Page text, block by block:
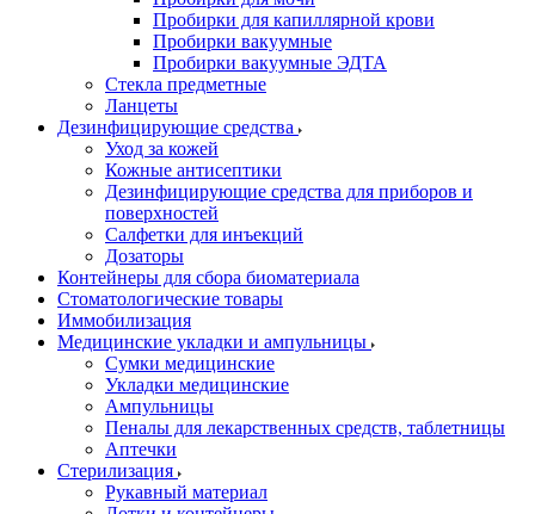
Пробирки для капиллярной крови
Пробирки вакуумные
Пробирки вакуумные ЭДТА
Стекла предметные
Ланцеты
Дезинфицирующие средства
Уход за кожей
Кожные антисептики
Дезинфицирующие средства для приборов и
поверхностей
Салфетки для инъекций
Дозаторы
Контейнеры для сбора биоматериала
Стоматологические товары
Иммобилизация
Медицинские укладки и ампульницы
Сумки медицинские
Укладки медицинские
Ампульницы
Пеналы для лекарственных средств, таблетницы
Аптечки
Стерилизация
Рукавный материал